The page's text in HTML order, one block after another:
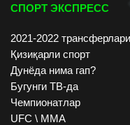
СПОРТ ЭКСПРЕСС
2021-2022 трансферлари
Қизиқарли спорт
Дунёда нима гап?
Бугунги ТВ-да
Чемпионатлар
UFC \ ММА